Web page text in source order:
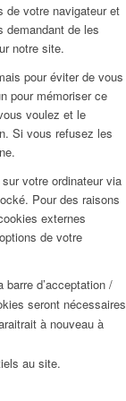
de votre navigateur et
demandant de les
notre site.
pour éviter de vous
pour mémoriser ce
voulez et le
Si vous refusez les
votre ordinateur via
Pour des raisons
externes
de votre
d’acceptation /
seront nécessaires
à nouveau à
au site.